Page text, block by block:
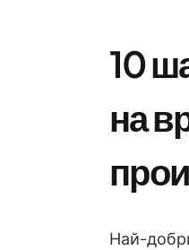
10
на
Най-